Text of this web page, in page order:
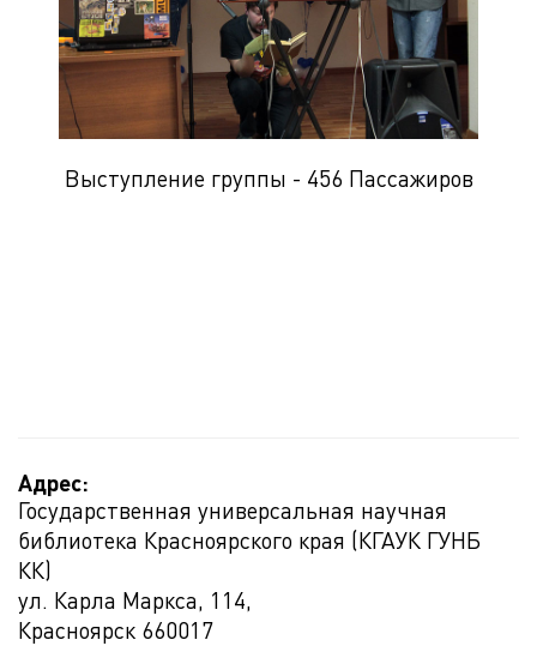
Выступление группы - 456 Пассажиров
Адрес:
Государственная универсальная научная
библиотека Красноярского края (КГАУК ГУНБ
КК)
ул. Карла Маркса, 114,
Красноярск 660017